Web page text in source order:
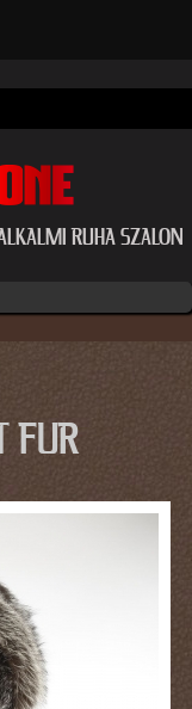
RUHA SZALON
FUR